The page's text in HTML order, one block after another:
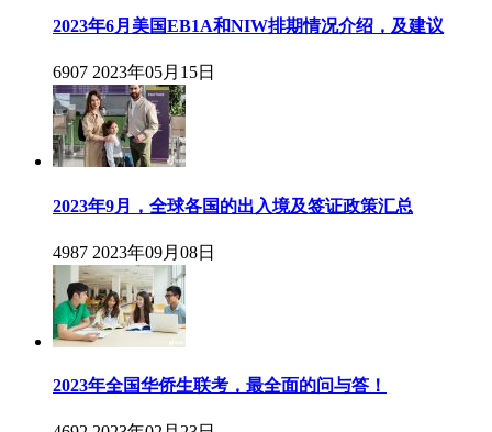
2023年6月美国EB1A和NIW排期情况介绍，及建议
6907 2023年05月15日
2023年9月，全球各国的出入境及签证政策汇总
4987 2023年09月08日
2023年全国华侨生联考，最全面的问与答！